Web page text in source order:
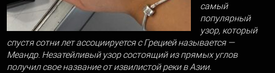
самый
популярный
узор, который
спустя сотни лет ассоциируется с Грецией называется —
Меандр. Незатейливый узор состоящий из прямых углов
получил свое название от извилистой реки в Азии.